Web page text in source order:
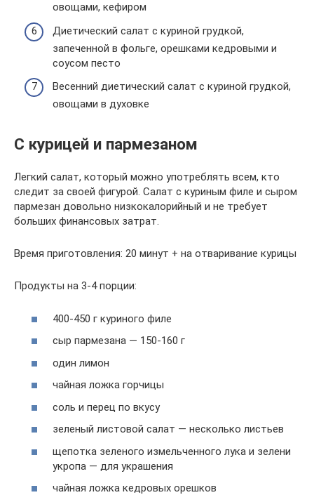
овощами, кефиром
Диетический салат с куриной грудкой,
запеченной в фольге, орешками кедровыми и
соусом песто
Весенний диетический салат с куриной грудкой,
овощами в духовке
С курицей и пармезаном
Легкий салат, который можно употреблять всем, кто
следит за своей фигурой. Салат с куриным филе и сыром
пармезан довольно низкокалорийный и не требует
больших финансовых затрат.
Время приготовления: 20 минут + на отваривание курицы
Продукты на 3-4 порции:
400-450 г куриного филе
сыр пармезана — 150-160 г
один лимон
чайная ложка горчицы
соль и перец по вкусу
зеленый листовой салат — несколько листьев
щепотка зеленого измельченного лука и зелени
укропа — для украшения
чайная ложка кедровых орешков